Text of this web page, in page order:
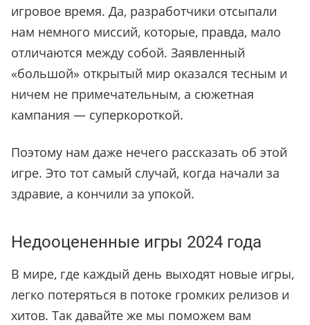
игровое время. Да, разработчики отсыпали
нам немного миссий, которые, правда, мало
отличаются между собой. Заявленный
«большой» открытый мир оказался тесным и
ничем не примечательным, а сюжетная
кампания — суперкороткой.
Поэтому нам даже нечего рассказать об этой
игре. Это тот самый случай, когда начали за
здравие, а кончили за упокой.
Недооцененные игры 2024 года
В мире, где каждый день выходят новые игры,
легко потеряться в потоке громких релизов и
хитов. Так давайте же мы поможем вам